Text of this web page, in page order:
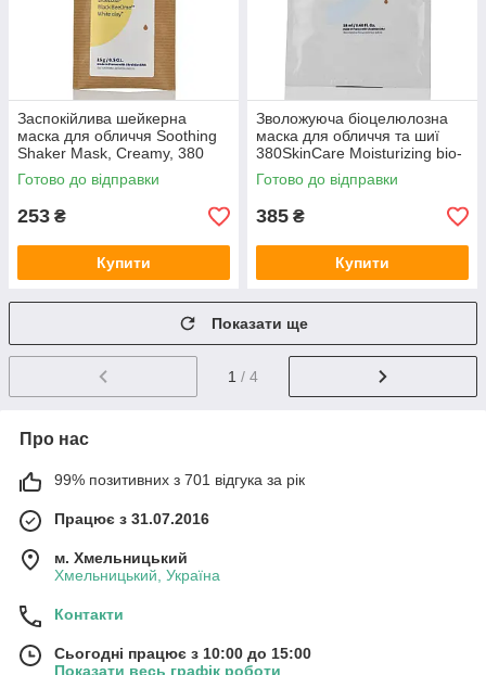
Заспокійлива шейкерна
маска для обличчя Soothing
Shaker Mask, Creamy, 380
Skincare 15g
Готово до відправки
253 ₴
Купити
Зволожуюча біоцелюлозна
маска для обличчя та шиї
380SkinCare Moisturizing bio-
cellulose mask Face&Neck
Готово до відправки
385 ₴
Купити
Показати ще
1 / 4
Про нас
99% позитивних з 701 відгука за рік
Працює з 31.07.2016
м. Хмельницький
Хмельницький, Україна
Контакти
Сьогодні працює з 10:00 до 15:00
Показати весь графік роботи